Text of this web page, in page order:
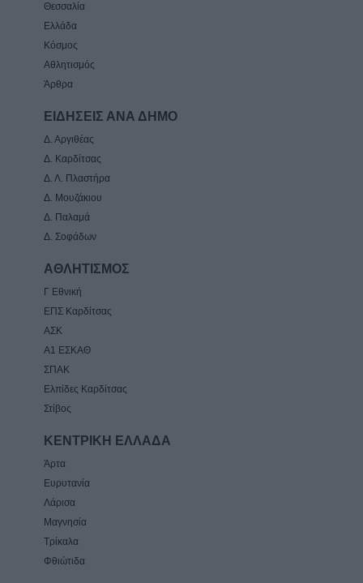
Θεσσαλία
Ελλάδα
Κόσμος
Αθλητισμός
Άρθρα
ΕΙΔΗΣΕΙΣ ΑΝΑ ΔΗΜΟ
Δ. Αργιθέας
Δ. Καρδίτσας
Δ. Λ. Πλαστήρα
Δ. Μουζάκιου
Δ. Παλαμά
Δ. Σοφάδων
ΑΘΛΗΤΙΣΜΟΣ
Γ Εθνική
ΕΠΣ Καρδίτσας
ΑΣΚ
Α1 ΕΣΚΑΘ
ΣΠΑΚ
Ελπίδες Καρδίτσας
Στίβος
ΚΕΝΤΡΙΚΗ ΕΛΛΑΔΑ
Άρτα
Ευρυτανία
Λάρισα
Μαγνησία
Τρίκαλα
Φθιώτιδα